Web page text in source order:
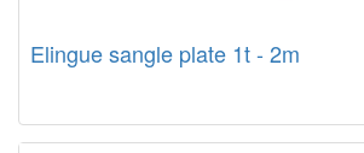
Elingue sangle plate 1t - 2m